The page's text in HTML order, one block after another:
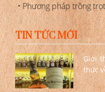
• Phương pháp trồng
TIN TỨC MỚI
Giới
thức